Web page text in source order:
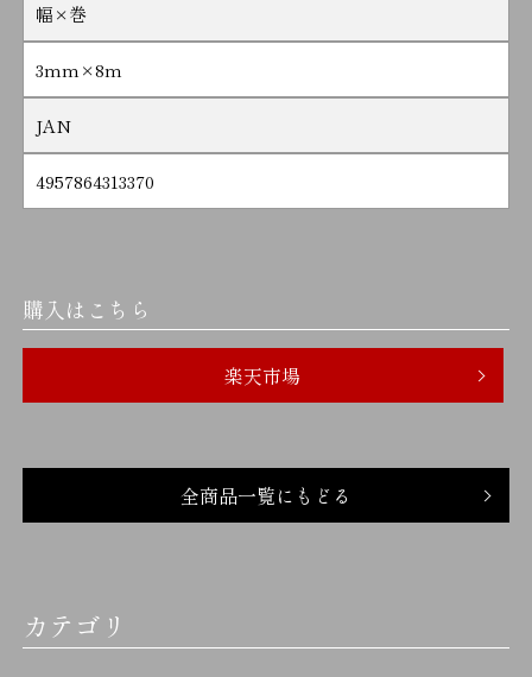
幅×巻
3mm×8m
JAN
4957864313370
購入はこちら
楽天市場
全商品一覧にもどる
カテゴリ